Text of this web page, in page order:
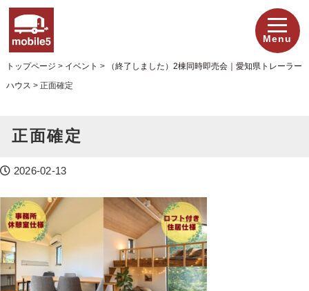
Menu
トップページ > イベント >
（終了しました）2棟同時即売会｜愛知県トレーラー
ハウス > 正面確定
正面確定
2026-02-13